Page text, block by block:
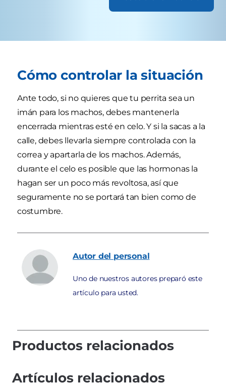
Cómo controlar la situación
Ante todo, si no quieres que tu perrita sea un
imán para los machos, debes mantenerla
encerrada mientras esté en celo. Y si la sacas a la
calle, debes llevarla siempre controlada con la
correa y apartarla de los machos. Además,
durante el celo es posible que las hormonas la
hagan ser un poco más revoltosa, así que
seguramente no se portará tan bien como de
costumbre.
Autor del personal
Uno de nuestros autores preparó este
artículo para usted.
Productos relacionados
Artículos relacionados